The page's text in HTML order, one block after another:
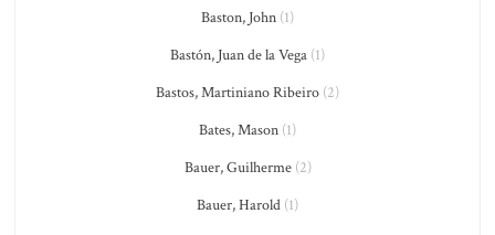
Baston, John (1)
Bastón, Juan de la Vega (1)
Bastos, Martiniano Ribeiro (2)
Bates, Mason (1)
Bauer, Guilherme(2)
Bauer, Harold (1)